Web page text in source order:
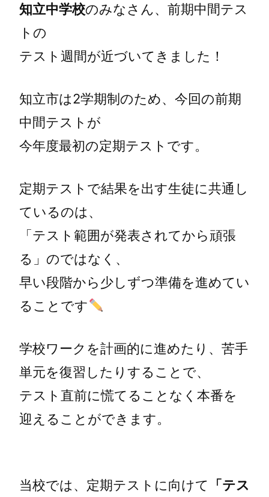
知立中学校のみなさん、前期中間テス
トの
テスト週間が近づいてきました！
知立市は2学期制のため、今回の前期
中間テストが
今年度最初の定期テストです。
定期テストで結果を出す生徒に共通し
ているのは、
「テスト範囲が発表されてから頑張
る」のではなく、
早い段階から少しずつ準備を進めてい
ることです
学校ワークを計画的に進めたり、苦手
単元を復習したりすることで、
テスト直前に慌てることなく本番を
迎えることができます。
当校では、定期テストに向けて
「テス